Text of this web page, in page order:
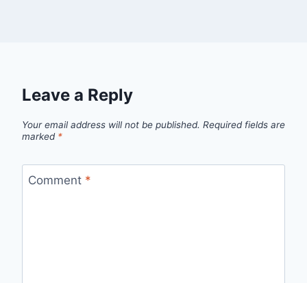
Leave a Reply
Your email address will not be published. Required fields are
marked *
Comment *